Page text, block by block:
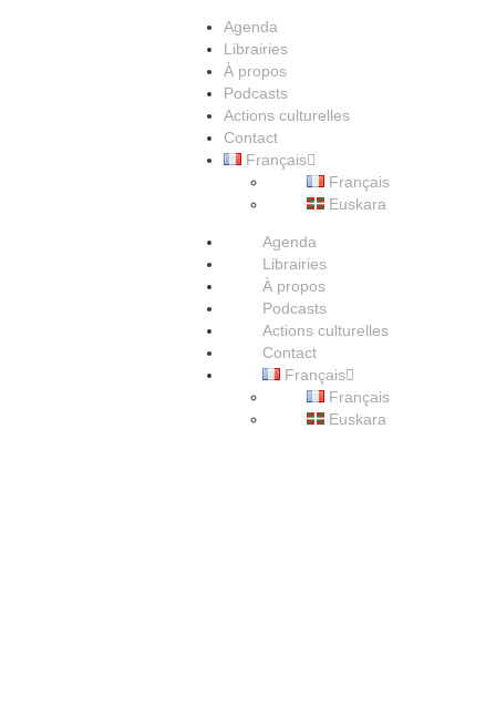
Agenda
Librairies
À propos
Podcasts
Actions culturelles
Contact
Français
Français
Euskara
Agenda
Librairies
À propos
Podcasts
Actions culturelles
Contact
Français
Français
Euskara